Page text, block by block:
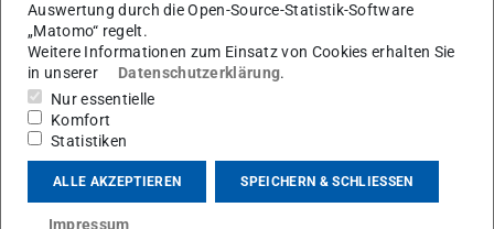
Anleitungen & Checklisten zur Umsetzung:
Anleitungen:
Wie Sie die oben genannten Schritte in Adobe Acrobat Pro
vornehmen, finden Sie in folgenden Anleitungen erklärt:
Video:
Grundlagen barrierefreier PDFs(wird in
Video (ab Minute 10:51):
Erstellung barrierefreier
Auswertung durch die Open-Source-Statistik-Software
„Matomo“ regelt.
Weitere Informationen zum Einsatz von Cookies erhalten Sie
in unserer
Datenschutzerklärung.
Nur essentielle
Komfort
Statistiken
ALLE AKZEPTIEREN SPEICHERN & SCHLIESSEN
Impressum